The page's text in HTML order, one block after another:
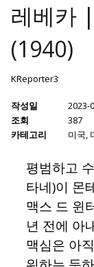
레베카
(1940)
KReporter3
작성일
2023-
조회
387
카테고리
미국,
평범하고
타네)이 몬
맥스 드 윈
년 전에 아
맥심은 아